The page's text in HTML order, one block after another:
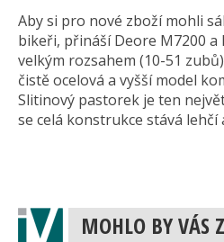
Aby si pro nové zboží mohli
bikeři, přináší Deore M7200 a
velkým rozsahem (10-51
čistě ocelová a vyšší model
Slitinový pastorek je ten
se celá konstrukce stává lehčí
MOHLO BY VÁS